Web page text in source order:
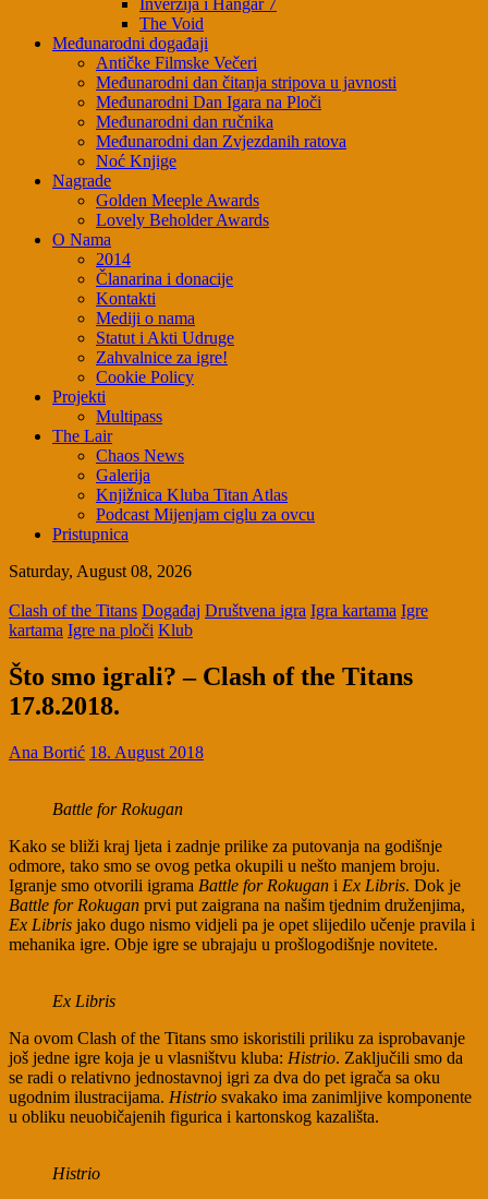
Inverzija i Hangar 7
The Void
Međunarodni događaji
Antičke Filmske Večeri
Međunarodni dan čitanja stripova u javnosti
Međunarodni Dan Igara na Ploči
Međunarodni dan ručnika
Međunarodni dan Zvjezdanih ratova
Noć Knjige
Nagrade
Golden Meeple Awards
Lovely Beholder Awards
O Nama
2014
Članarina i donacije
Kontakti
Mediji o nama
Statut i Akti Udruge
Zahvalnice za igre!
Cookie Policy
Projekti
Multipass
The Lair
Chaos News
Galerija
Knjižnica Kluba Titan Atlas
Podcast Mijenjam ciglu za ovcu
Pristupnica
Saturday, August 08, 2026
Clash of the Titans Događaj Društvena igra Igra kartama Igre
kartama Igre na ploči Klub
Što smo igrali? – Clash of the Titans
17.8.2018.
Ana Bortić 18. August 2018
Battle for Rokugan
Kako se bliži kraj ljeta i zadnje prilike za putovanja na godišnje
odmore, tako smo se ovog petka okupili u nešto manjem broju.
Igranje smo otvorili igrama Battle for Rokugan i Ex Libris. Dok je
Battle for Rokugan prvi put zaigrana na našim tjednim druženjima,
Ex Libris jako dugo nismo vidjeli pa je opet slijedilo učenje pravila i
mehanika igre. Obje igre se ubrajaju u prošlogodišnje novitete.
Ex Libris
Na ovom Clash of the Titans smo iskoristili priliku za isprobavanje
još jedne igre koja je u vlasništvu kluba: Histrio. Zaključili smo da
se radi o relativno jednostavnoj igri za dva do pet igrača sa oku
ugodnim ilustracijama. Histrio svakako ima zanimljive komponente
u obliku neuobičajenih figurica i kartonskog kazališta.
Histrio